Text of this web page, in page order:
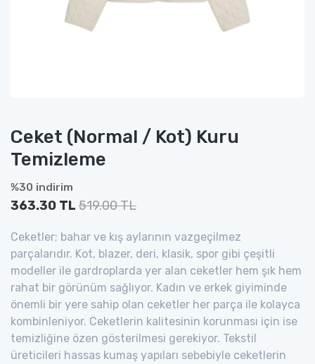
Ceket (Normal / Kot) Kuru
Temizleme
%30 indirim
363.30 TL 519.00 TL
Ceketler; bahar ve kış aylarının vazgeçilmez
parçalarıdır. Kot, blazer, deri, klasik, spor gibi çeşitli
modeller ile gardroplarda yer alan ceketler hem şık hem
rahat bir görünüm sağlıyor. Kadın ve erkek giyiminde
önemli bir yere sahip olan ceketler her parça ile kolayca
kombinleniyor. Ceketlerin kalitesinin korunması için ise
temizliğine özen gösterilmesi gerekiyor. Tekstil
üreticileri hassas kumaş yapıları sebebiyle ceketlerin